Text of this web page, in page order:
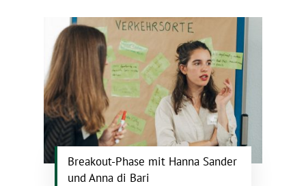
Brea­kout-Phase mit Hanna Sander
und Anna di Bari